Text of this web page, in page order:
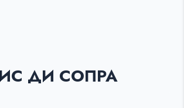
ДИ СОПРА